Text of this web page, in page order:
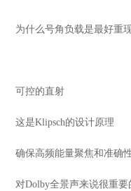
为什么号角负载是最好重
可控的直射
这是Klipsch的设计原理
确保高频能量聚焦和准确
对Dolby全景声来说很重